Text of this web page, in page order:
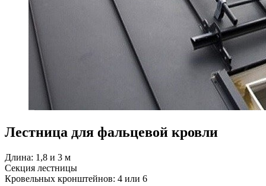
Лестница для фальцевой кровли
Длина: 1,8 и 3 м
Секция лестницы
Кровельных кронштейнов: 4 или 6